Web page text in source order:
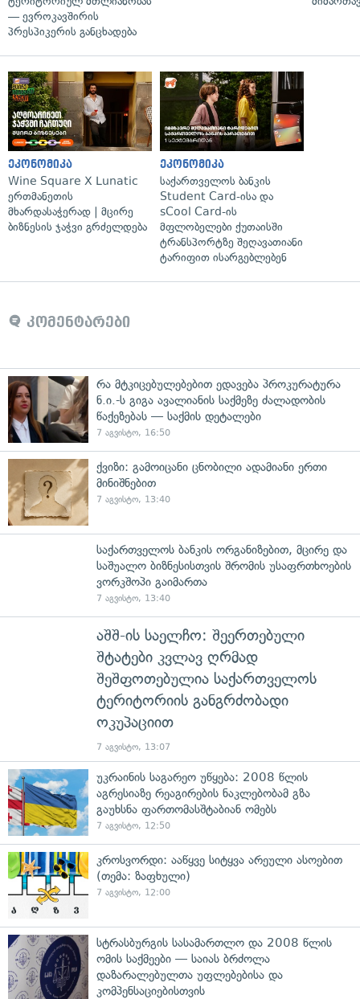
— ევროკავშირის
პრესპიკერის განცხადება
ეკონომიკა
Wine Square X Lunatic
ერთმანეთის
მხარდასაჭერად | მცირე
ბიზნესის ჯაჭვი გრძელდება
ეკონომიკა
საქართველოს ბანკის
Student Card-ისა და
sCool Card-ის
მფლობელები ქუთაისში
ტრანსპორტზე შეღავათიანი
ტარიფით ისარგებლებენ
კომენტარები
რა მტკიცებულებებით ედავება პროკურატურა
ნ.ი.-ს გიგა ავალიანის საქმეზე ძალადობის
წაქეზებას — საქმის დეტალები
7 აგვისტო, 16:50
ქვიზი: გამოიცანი ცნობილი ადამიანი ერთი
მინიშნებით
7 აგვისტო, 13:40
საქართველოს ბანკის ორგანიზებით, მცირე და
საშუალო ბიზნესისთვის შრომის უსაფრთხოების
ვორკშოპი გაიმართა
7 აგვისტო, 13:40
აშშ-ის საელჩო: შეერთებული
შტატები კვლავ ღრმად
შეშფოთებულია საქართველოს
ტერიტორიის განგრძობადი
ოკუპაციით
7 აგვისტო, 13:07
უკრაინის საგარეო უწყება: 2008 წლის
აგრესიაზე რეაგირების ნაკლებობამ გზა
გაუხსნა ფართომასშტაბიან ომებს
7 აგვისტო, 12:50
კროსვორდი: ააწყვე სიტყვა არეული ასოებით
(თემა: ზაფხული)
7 აგვისტო, 12:00
სტრასბურგის სასამართლო და 2008 წლის
ომის საქმეები — საიას ბრძოლა
დაზარალებულთა უფლებებისა და
კომპენსაციებისთვის